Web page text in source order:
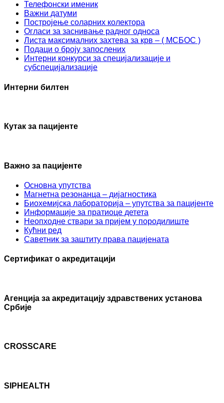
Телефонски именик
Важни датуми
Постројење соларних колектора
Огласи за заснивање радног односа
Листа максималних захтева за крв – ( МСБОС )
Подаци о броју запослених
Интерни конкурси за специјализације и
субспецијализације
Интерни билтен
Кутак за пацијенте
Важно за пацијенте
Основна упутства
Mагнетна резонанца – дијагностика
Биохемијска лабораторија – упутства за пацијенте
Информације за пратиоце детета
Неопходне ствари за пријем у породилиште
Кућни ред
Саветник за заштиту права пацијената
Сертификат о акредитацији
Агенцијa за акредитацију здравствених установа
Србије
CROSSCARE
SIPHEALTH